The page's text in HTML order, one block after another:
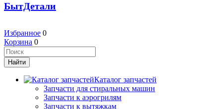
БытДетали
Избранное 0
Корзина 0
Каталог запчастей
Запчасти для стиральных машин
Запчасти к аэрогрилям
Запчасти к вытяжкам